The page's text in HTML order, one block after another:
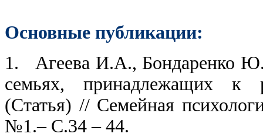
Основные публикации:
1. Агеева И.А., Бондаренко
семьях, принадлежащих к
(Статья) // Семейная
№1.– С.34 – 44.